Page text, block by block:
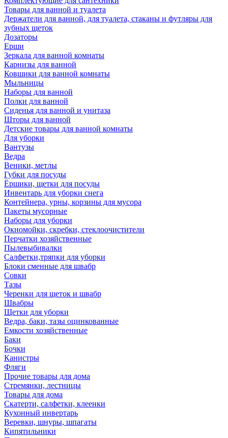
Товары для ванной и туалета
Держатели для ванной, для туалета, стаканы и футляры для
зубных щеток
Дозаторы
Ерши
Зеркала для ванной комнаты
Карнизы для ванной
Ковшики для ванной комнаты
Мыльницы
Наборы для ванной
Полки для ванной
Сиденья для ванной и унитаза
Шторы для ванной
Детские товары для ванной комнаты
Для уборки
Вантузы
Ведра
Веники, метлы
Губки для посуды
Ёршики, щетки для посуды
Инвентарь для уборки снега
Контейнера, урны, корзины для мусора
Пакеты мусорные
Наборы для уборки
Окномойки, скребки, стеклоочистители
Перчатки хозяйственные
Пылевыбивалки
Салфетки,тряпки для уборки
Блоки сменные для швабр
Совки
Тазы
Черенки для щеток и швабр
Швабры
Щетки для уборки
Ведра, баки, тазы оцинкованные
Емкости хозяйственные
Баки
Бочки
Канистры
Фляги
Прочие товары для дома
Стремянки, лестницы
Товары для дома
Скатерти, салфетки, клеенки
Кухонный инвертарь
Веревки, шнуры, шпагаты
Кипятильники